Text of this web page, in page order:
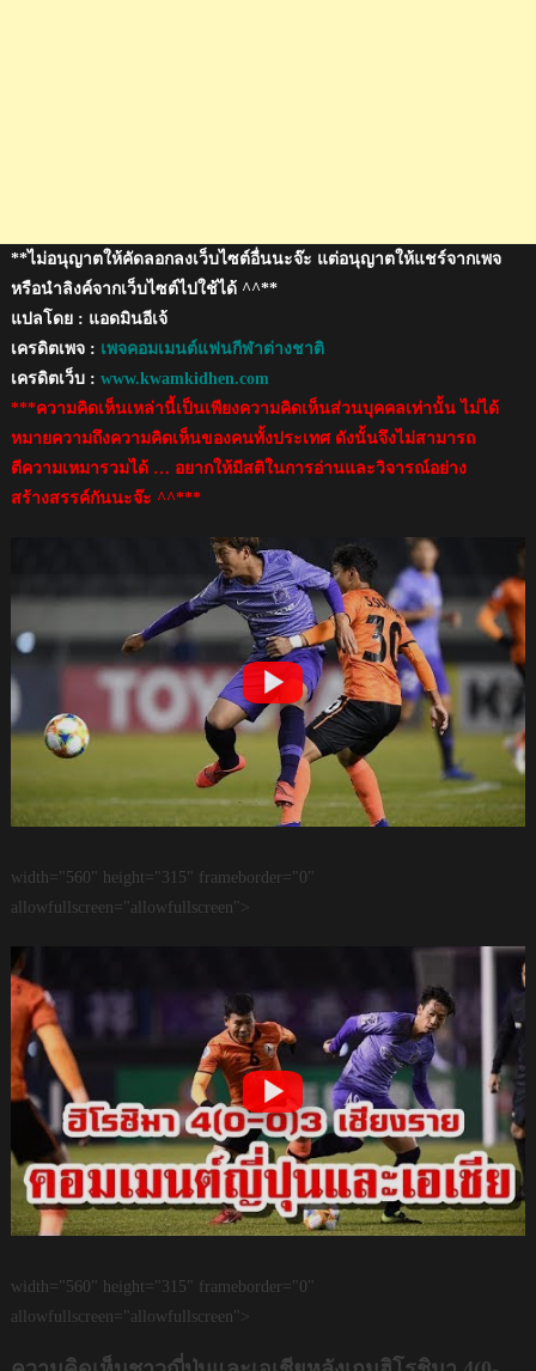
**ไม่อนุญาตให้คัดลอกลงเว็บไซต์อื่นนะจ๊ะ แต่อนุญาตให้แชร์จากเพจ
หรือนำลิงค์จากเว็บไซต์ไปใช้ได้ ^^**
แปลโดย : แอดมินอีเจ้
เครดิตเพจ : เพจคอมเมนต์แฟนกีฬาต่างชาติ
เครดิตเว็บ : www.kwamkidhen.com
***ความคิดเห็นเหล่านี้เป็นเพียงความคิดเห็นส่วนบุคคลเท่านั้น ไม่ได้
หมายความถึงความคิดเห็นของคนทั้งประเทศ ดังนั้นจึงไม่สามารถ
ตีความเหมารวมได้ … อยากให้มีสติในการอ่านและวิจารณ์อย่าง
สร้างสรรค์กันนะจ๊ะ ^^***
width="560" height="315" frameborder="0"
allowfullscreen="allowfullscreen">
width="560" height="315" frameborder="0"
allowfullscreen="allowfullscreen">